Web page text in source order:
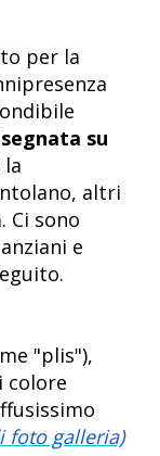
per la
su
la
altri
Ci sono
e
"plis"),
colore
foto galleria)